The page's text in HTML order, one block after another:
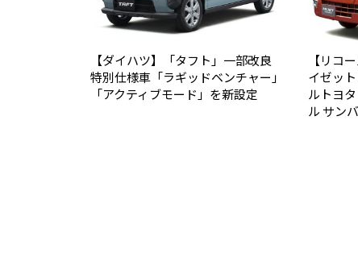
【ダイハツ】「タフト」一部改良
特別仕様車「ラギッドベンチャー」
「アクティブモード」を新設定
【リコ
イゼッ
ルトヨ
ル サン